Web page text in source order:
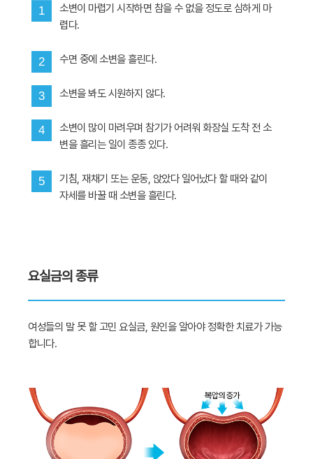
1
소변이 마렵기 시작하면 참을 수 없을 정도로 심하게 마
렵다.
2 수면 중에 소변을 흘린다.
3 소변을 봐도 시원하지 않다.
4
소변이 많이 마려우며 참기가 어려워 화장실 도착 전 소
변을 흘리는 일이 종종 있다.
5
기침, 재채기 또는 운동, 앉았다 일어났다 할 때와 같이
자세를 바꿀 때 소변을 흘린다.
요실금의 종류
여성들의 말 못 할 고민 요실금, 원인을 알아야 정확한 치료가 가능
합니다.